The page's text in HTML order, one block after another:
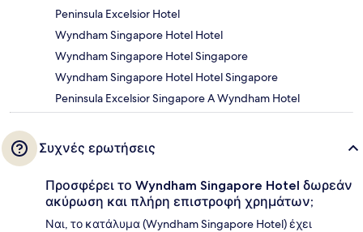
Peninsula Excelsior Hotel
Wyndham Singapore Hotel Hotel
Wyndham Singapore Hotel Singapore
Wyndham Singapore Hotel Hotel Singapore
Peninsula Excelsior Singapore A Wyndham Hotel
Συχνές ερωτήσεις
Προσφέρει το Wyndham Singapore Hotel δωρεάν
ακύρωση και πλήρη επιστροφή χρημάτων;
Ναι, το κατάλυμα (Wyndham Singapore Hotel) έχει